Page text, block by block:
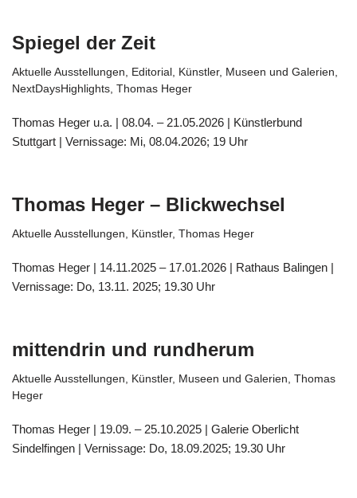
Spiegel der Zeit
Aktuelle Ausstellungen, Editorial , Künstler, Museen und Galerien,
NextDaysHighlights, Thomas Heger
Thomas Heger u.a. | 08.04. – 21.05.2026 | Künstlerbund
Stuttgart | Vernissage: Mi, 08.04.2026; 19 Uhr
Thomas Heger – Blickwechsel
Aktuelle Ausstellungen, Künstler, Thomas Heger
Thomas Heger | 14.11.2025 – 17.01.2026 | Rathaus Balingen |
Vernissage: Do, 13.11. 2025; 19.30 Uhr
mittendrin und rundherum
Aktuelle Ausstellungen, Künstler, Museen und Galerien, Thomas
Heger
Thomas Heger | 19.09. – 25.10.2025 | Galerie Oberlicht
Sindelfingen | Vernissage: Do, 18.09.2025; 19.30 Uhr